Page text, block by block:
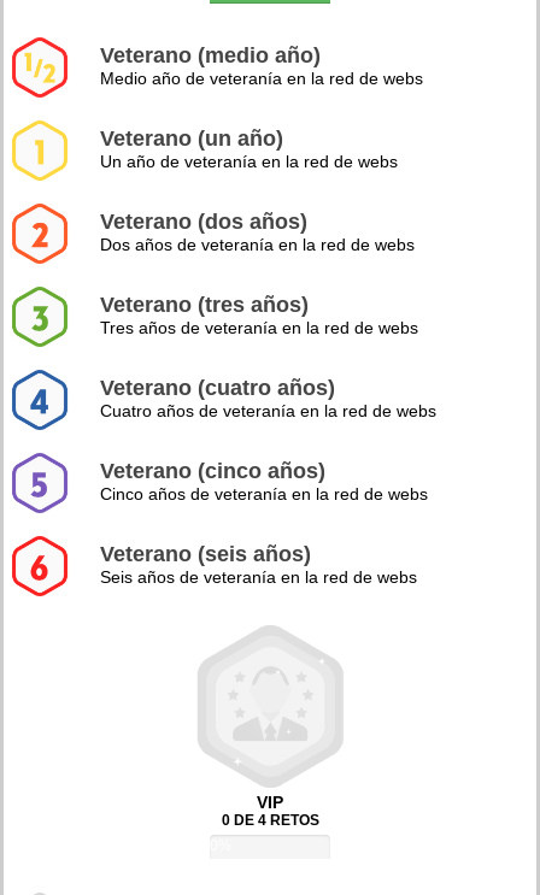
Veterano (medio año)
Medio año de veteranía en la red de webs
Veterano (un año)
Un año de veteranía en la red de webs
Veterano (dos años)
Dos años de veteranía en la red de webs
Veterano (tres años)
Tres años de veteranía en la red de webs
Veterano (cuatro años)
Cuatro años de veteranía en la red de webs
Veterano (cinco años)
Cinco años de veteranía en la red de webs
Veterano (seis años)
Seis años de veteranía en la red de webs
VIP
0 DE 4 RETOS